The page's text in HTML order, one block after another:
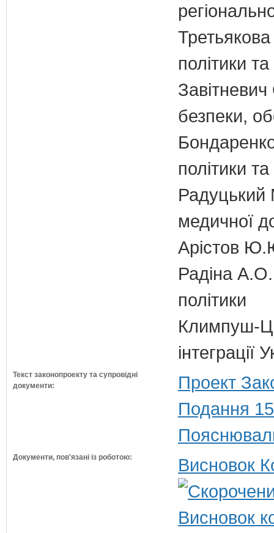
політики
безпеки,
політики
Радуцький
медичної
Арістов
Радіна А.О.
політики
Климпуш-
Текст законопроекту та супровідні
документи:
Проект
Подання
Документи, пов'язані із роботою: Висновок
Висновок